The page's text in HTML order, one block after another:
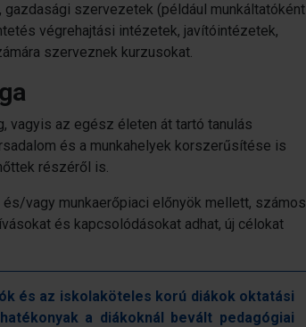
szervezetek (például munkáltatóként
végrehajtási intézetek, javítóintézetek,
szerveznek kurzusokat.
vagyis az egész életen át tartó tanulás
és a munkahelyek korszerűsítése is
részéről is.
és/vagy munkaerőpiaci előnyök mellett, számos
és kapcsolódásokat adhat, új célokat
és az iskolaköteles korú diákok oktatási
a diákoknál bevált pedagógiai